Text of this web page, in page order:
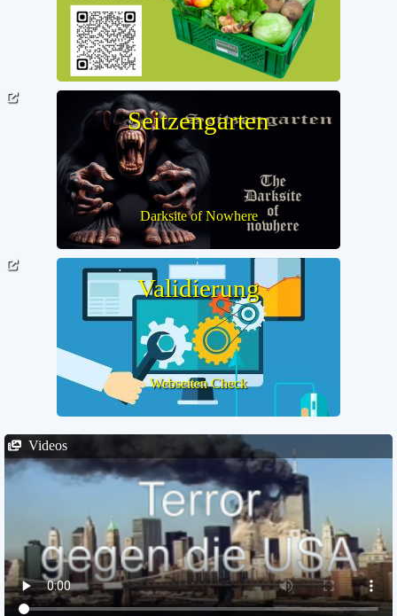
Seitzengarten
Darksite of Nowhere
Validierung
Webseiten Check
Videos